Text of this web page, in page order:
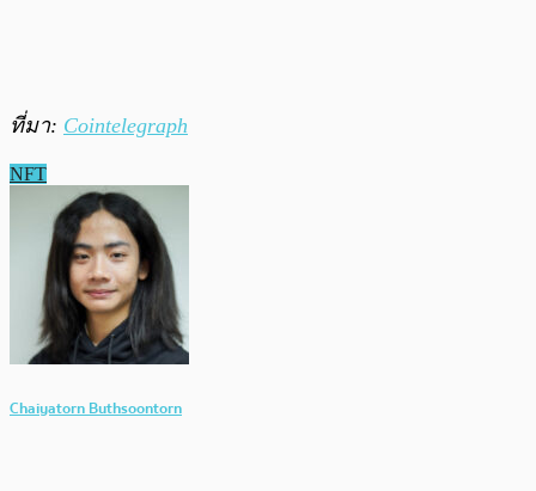
ที่มา: Cointelegraph
NFT
Chaiyatorn Buthsoontorn